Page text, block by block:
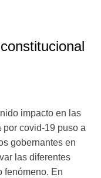
impacto en las
covid-19 puso a
gobernantes en
las diferentes
fenómeno. En